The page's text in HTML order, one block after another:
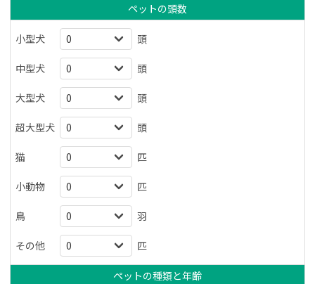
ペットの頭数
小型犬 頭
中型犬 頭
大型犬 頭
超大型犬 頭
猫 匹
小動物 匹
鳥 羽
その他 匹
ペットの種類と年齢